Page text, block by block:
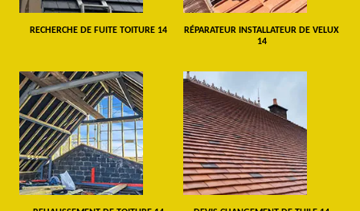
RECHERCHE DE FUITE TOITURE 14
RÉPARATEUR INSTALLATEUR DE VELUX
14